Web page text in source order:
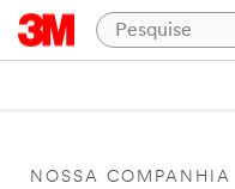
NOSSA COMPANHIA